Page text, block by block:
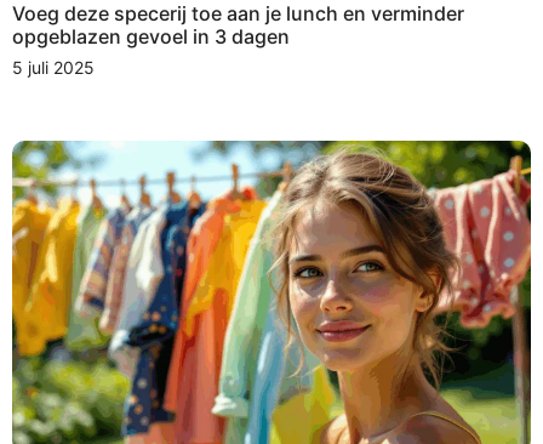
Voeg deze specerij toe aan je lunch en verminder
opgeblazen gevoel in 3 dagen
5 juli 2025